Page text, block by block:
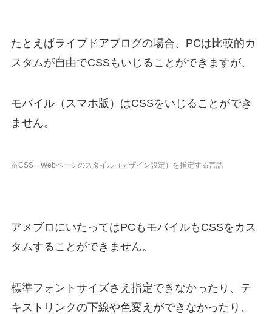
たとえばライブドアブログの場合、PCは比較的カ
スタムが自由でCSSもいじることができますが、
モバイル（スマホ版）はCSSをいじることができ
ません。
※CSS＝Webページのスタイル（デザイン設定）を指定する言語
アメブロにいたってはPCもモバイルもCSSをカス
タムすることができません。
標準フォントサイズさえ指定できなかったり、テ
キストリンクの下線や色変えができなかったり、